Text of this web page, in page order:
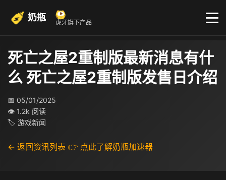
奶瓶 虎牙旗下产品
死亡之屋2重制版最新消息有什
么 死亡之屋2重制版发售日介绍
📅 05/01/2025
👁 1.2k 阅读
🏷 游戏新闻
← 返回资讯列表 👉 点此了解奶瓶加速器